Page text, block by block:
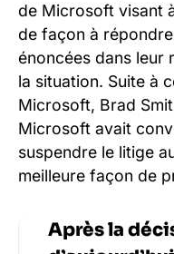
de Microsoft visant
de façon à
énoncées dans leur
la situation. Suite à
Microsoft, Brad
Microsoft avait
suspendre le litige
meilleure façon de
Après la